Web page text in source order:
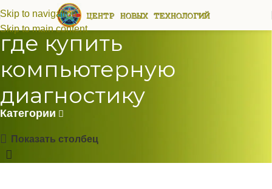
Skip to navigation
Skip to main content
где купить
компьютерную
диагностику
Категории
Показать столбец